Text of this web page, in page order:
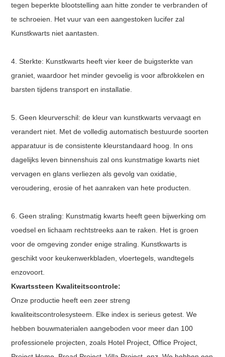
tegen beperkte blootstelling aan hitte zonder te verbranden of
te schroeien. Het vuur van een aangestoken lucifer zal
Kunstkwarts niet aantasten.
4. Sterkte: Kunstkwarts heeft vier keer de buigsterkte van
graniet, waardoor het minder gevoelig is voor afbrokkelen en
barsten tijdens transport en installatie.
5. Geen kleurverschil: de kleur van kunstkwarts vervaagt en
verandert niet. Met de volledig automatisch bestuurde soorten
apparatuur is de consistente kleurstandaard hoog. In ons
dagelijks leven binnenshuis zal ons kunstmatige kwarts niet
vervagen en glans verliezen als gevolg van oxidatie,
veroudering, erosie of het aanraken van hete producten.
6. Geen straling: Kunstmatig kwarts heeft geen bijwerking om
voedsel en lichaam rechtstreeks aan te raken. Het is groen
voor de omgeving zonder enige straling. Kunstkwarts is
geschikt voor keukenwerkbladen, vloertegels, wandtegels
enzovoort.
Kwartssteen Kwaliteitscontrole:
Onze productie heeft een zeer streng
kwaliteitscontrolesysteem. Elke index is serieus getest. We
hebben bouwmaterialen aangeboden voor meer dan 100
professionele projecten, zoals Hotel Project, Office Project,